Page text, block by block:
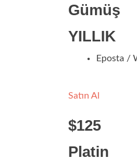
Gümüş
YILLIK
Eposta /
Satın Al
$125
Platin